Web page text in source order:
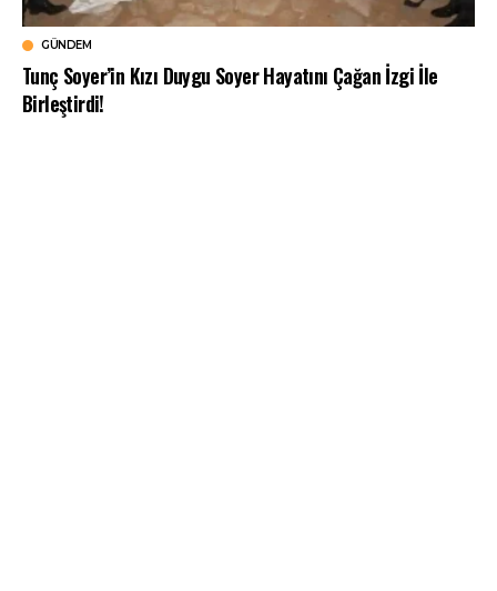
GÜNDEM
Tunç Soyer’in Kızı Duygu Soyer Hayatını Çağan İzgi İle
Birleştirdi!